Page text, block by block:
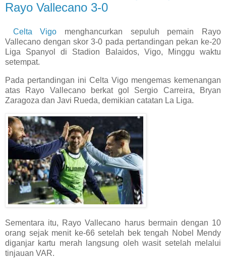
Rayo Vallecano 3-0
Celta Vigo menghancurkan sepuluh pemain Rayo
Vallecano dengan skor 3-0 pada pertandingan pekan ke-20
Liga Spanyol di Stadion Balaidos, Vigo, Minggu waktu
setempat.
Pada pertandingan ini Celta Vigo mengemas kemenangan
atas Rayo Vallecano berkat gol Sergio Carreira, Bryan
Zaragoza dan Javi Rueda, demikian catatan La Liga.
Sementara itu, Rayo Vallecano harus bermain dengan 10
orang sejak menit ke-66 setelah bek tengah Nobel Mendy
diganjar kartu merah langsung oleh wasit setelah melalui
tinjauan VAR.